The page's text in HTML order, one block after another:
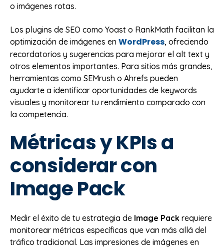
o imágenes rotas.
Los plugins de SEO como Yoast o RankMath facilitan la
optimización de imágenes en WordPress, ofreciendo
recordatorios y sugerencias para mejorar el alt text y
otros elementos importantes. Para sitios más grandes,
herramientas como SEMrush o Ahrefs pueden
ayudarte a identificar oportunidades de keywords
visuales y monitorear tu rendimiento comparado con
la competencia.
Métricas y KPIs a
considerar con
Image Pack
Medir el éxito de tu estrategia de Image Pack requiere
monitorear métricas específicas que van más allá del
tráfico tradicional. Las impresiones de imágenes en